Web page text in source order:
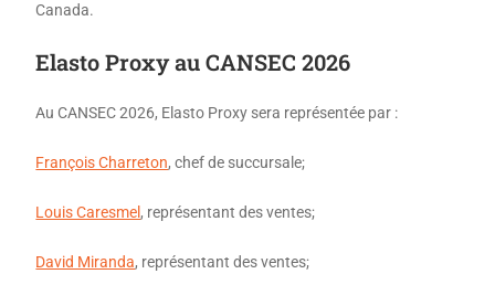
Canada.
Elasto Proxy au CANSEC 2026
Au CANSEC 2026, Elasto Proxy sera représentée par :
François Charreton, chef de succursale;
Louis Caresmel , représentant des ventes;
David Miranda, représentant des ventes;